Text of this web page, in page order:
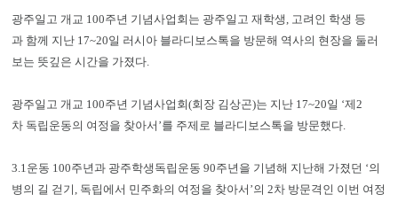
광주일고 개교 100주년 기념사업회는 광주일고 재학생, 고려인 학생 등
과 함께 지난 17~20일 러시아 블라디보스톡을 방문해 역사의 현장을 둘러
보는 뜻깊은 시간을 가졌다.
광주일고 개교 100주년 기념사업회(회장 김상곤)는 지난 17~20일 ‘제2
차 독립운동의 여정을 찾아서’를 주제로 블라디보스톡을 방문했다.
3.1운동 100주년과 광주학생독립운동 90주년을 기념해 지난해 가졌던 ‘의
병의 길 걷기, 독립에서 민주화의 여정을 찾아서’의 2차 방문격인 이번 여정